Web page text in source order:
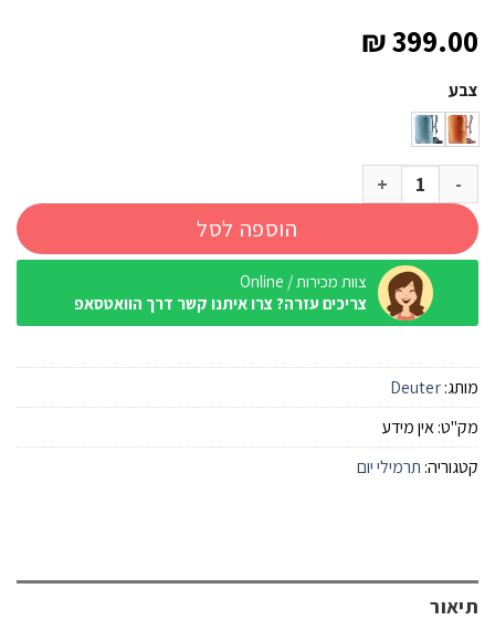
₪399.00
צבע
כמות של תרמיל Deuter Race 12
הוספה לסל
צוות מכירות / Online
צריכים עזרה? צרו איתנו קשר דרך הוואטסאפ
מותג:Deuter
מק"ט:אין מידע
קטגוריה: תרמילי יום
תיאור